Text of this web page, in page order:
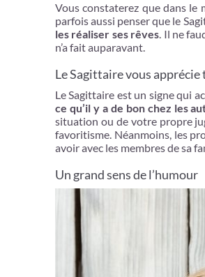
Vous constaterez que dans le
parfois aussi penser que le
les réaliser ses rêves. Il ne
n’a fait auparavant.
Le Sagittaire vous apprécie
Le Sagittaire est un signe qui
ce qu’il y a de bon chez les
situation ou de votre propre
favoritisme. Néanmoins, les
avoir avec les membres de sa
Un grand sens de l’humour